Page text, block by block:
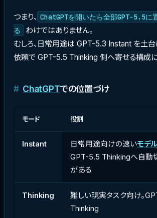
つまり、 ChatGPTを開いたら全部GPT-5.5に
る
わけではありません。
むしろ、日常用途は GPT-5.3 Instant を土台
依頼で GPT-5.5 Thinking 側へ寄せる構成に
ChatGPTでの位置づけ
モード 役割
Instant 日常用途向けの速いモデル
GPT-5.5 Thinkingへ自動
がある
Thinking
難しい現実タスク向け。
Thinking